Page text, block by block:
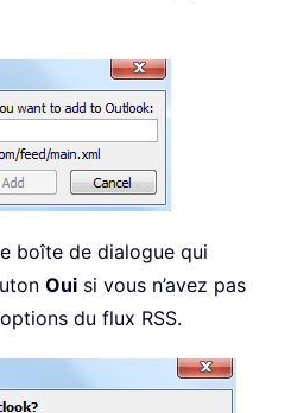
boîte de dialogue qui
Oui si vous n’avez pas
du flux RSS.